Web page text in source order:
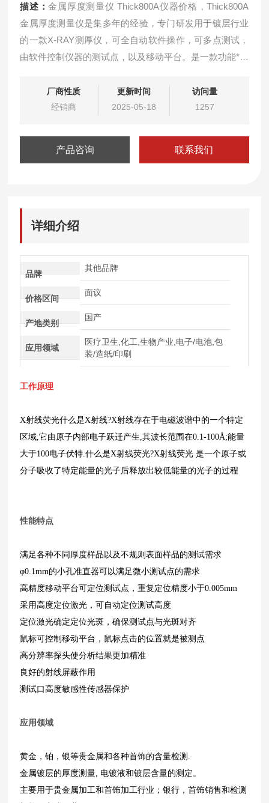
描述：金属厚度测量仪 Thick800A仪器价格，Thick800A
金属厚度测量仪是集多年的经验，专门研发用于镀层行业
的一款X-RAY测厚仪，可全自动软件操作，可多点测试，
由软件控制仪器的测试点，以及移动平台。是一款功能*的
厂商性质
经销商
更新时间
2025-05-18
访问量
1257
产品咨询 联系我们
详细介绍
品牌
其他品牌
价格区间
面议
产地类别
国产
应用领域
医疗卫生,化工,生物产业,电子/电池,包
装/造纸/印刷
工作原理
X射线荧光什么是X射线?X射线存在于电磁波谱中的一个特定
区域,它由原子内部电子跃迁产生,其波长范围在0.1-100Å;能量
大于100电子伏特.什么是X射线荧光?X射线荧光 是一个原子或
分子吸收了特定能量的光子后释放出较低能量的光子的过程
性能特点
满足各种不同厚度样品以及不规则表面样品的测试需求
φ0.1mm的小孔准直器可以满足微小测试点的需求
高精度移动平台可定位测试点，重复定位精度小于0.005mm
采用高度定位激光，可自动定位测试高度
定位激光确定定位光斑，确保测试点与光斑对齐
鼠标可控制移动平台，鼠标点击的位置就是被测点
高分辨率探头使分析结果更加精准
良好的射线屏蔽作用
测试口高度敏感性传感器保护
应用领域
黄金，铂，银等贵金属和各种首饰的含量检测.
金属镀层的厚度测量, 电镀液和镀层含量的测定。
主要用于贵金属加工和首饰加工行业；银行，首饰销售和检测